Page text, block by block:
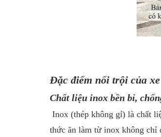
Đặc điểm nổi trội của
Chất liệu inox bền bỉ,
Inox (thép không gỉ) là chất
thức ăn làm từ inox không chỉ